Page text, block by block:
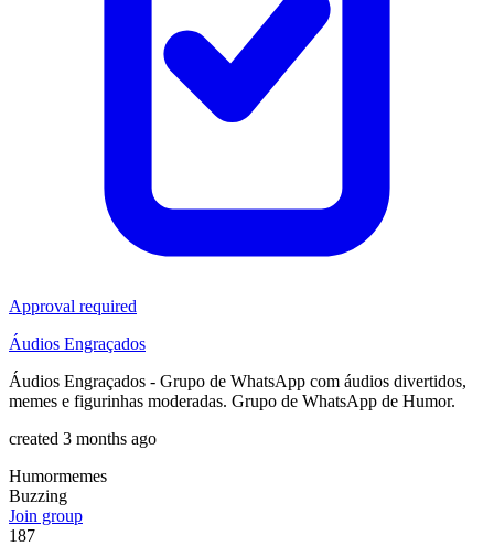
Approval required
Áudios Engraçados
Áudios Engraçados - Grupo de WhatsApp com áudios divertidos,
memes e figurinhas moderadas. Grupo de WhatsApp de Humor.
created 3 months ago
Humormemes
Buzzing
Join group
187